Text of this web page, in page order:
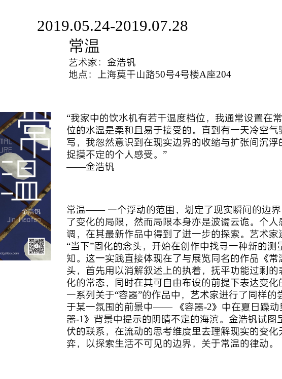
2019.05.24-2019.07.28
常温
艺术家：金浩钒
地点：上海莫干山路50号4号楼A座204
“我家中的饮水机有若干温度档位，我通常设置在
位的水温是柔和且易于接受的。直到有一天冷空
写，我忽然意识到在现实边界的收缩与扩张间沉
捉摸不定的个人感受。”
——金浩钒
常温—— 一个浮动的范围，划定了现实瞬间的边
了变化的局限，然而局限本身亦是波谲云诡。个
调，在其最新作品中得到了进一步的探索。艺术
“当下”固化的念头，开始在创作中找寻一种新的
知。这一实践直接体现在了与展览同名的作品《
头，首先用以消解叙述上的执着，抚平功能过剩
化的常态，同时在其可自由布设的前提下表达变
一系列关于“容器”的作品中，艺术家进行了同样
于某一氛围的前景中—— 《容器-2》中在夏日躁动
器-1》背景中提示的阴晴不定的海滨。金浩钒试
伏的联系，在流动的思考维度里去理解现实的变
弈，以探索生活不可见的边界，关于常温的律动。